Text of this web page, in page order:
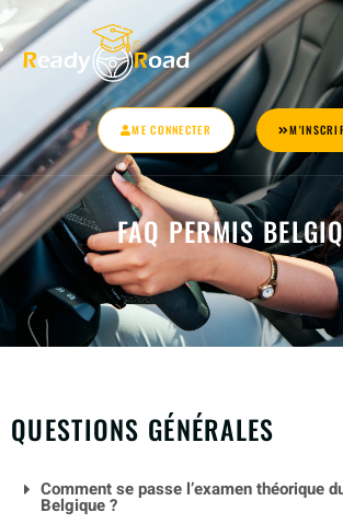
ME CONNECTER
FAQ PERMIS
QUESTIONS GÉNÉRALES
Comment se passe l’examen théorique
Belgique ?